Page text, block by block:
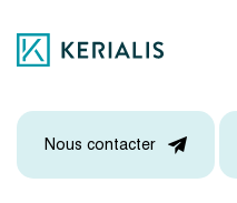
Nous contacter